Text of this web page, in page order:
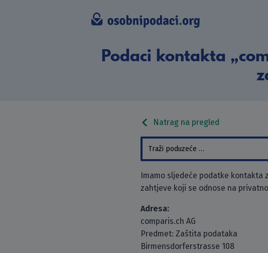
Podaci kontakta
Natrag na pregled
Imamo sljedeće podatke kontakta
zahtjeve koji se odnose na
Adresa:
comparis.ch AG
Predmet: Zaštita podataka
Birmensdorferstrasse 108